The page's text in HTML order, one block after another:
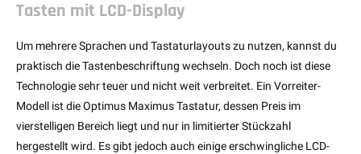
Tasten mit LCD-Display
Um mehrere Sprachen und Tastaturlayouts zu nutzen, kannst du
praktisch die Tastenbeschriftung wechseln. Doch noch ist diese
Technologie sehr teuer und nicht weit verbreitet. Ein Vorreiter-
Modell ist die Optimus Maximus Tastatur, dessen Preis im
vierstelligen Bereich liegt und nur in limitierter Stückzahl
hergestellt wird. Es gibt jedoch auch einige erschwingliche LCD-